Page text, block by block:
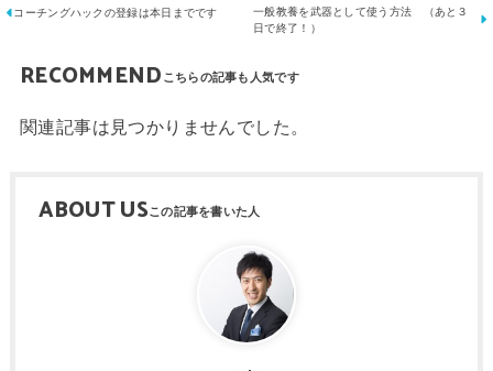
コーチングハックの登録は本日までです
一般教養を武器として使う方法 （あと３
日で終了！）
RECOMMEND
関連記事は見つかりませんでした。
ABOUT US